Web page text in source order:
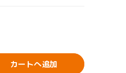
カートへ追加